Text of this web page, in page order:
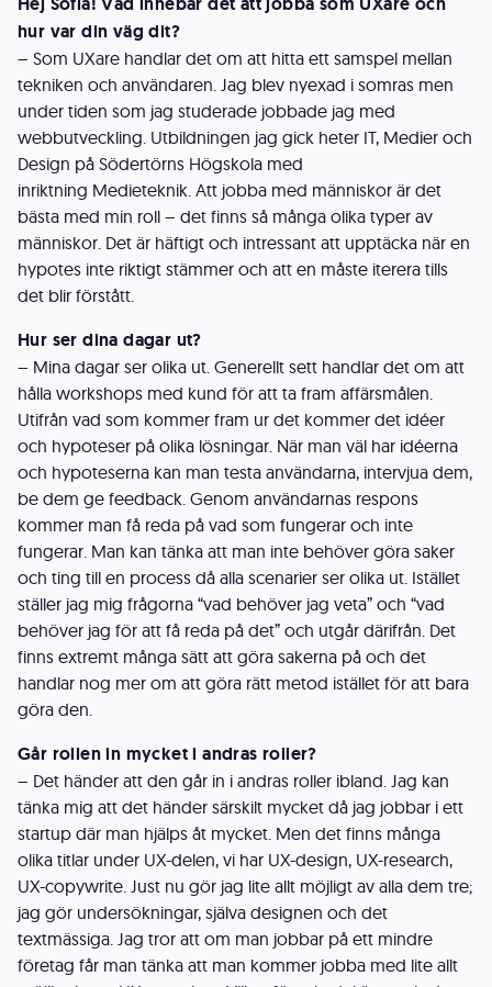
hur var din väg dit?
– Som UXare handlar det om att hitta ett samspel mellan
tekniken och användaren. Jag blev nyexad i somras men
under tiden som jag studerade jobbade jag med
webbutveckling. Utbildningen jag gick heter IT, Medier och
Design på Södertörns Högskola med
inriktning Medieteknik. Att jobba med människor är det
bästa med min roll – det finns så många olika typer av
människor. Det är häftigt och intressant att upptäcka när en
hypotes inte riktigt stämmer och att en måste iterera tills
det blir förstått.
Hur ser dina dagar ut?
– Mina dagar ser olika ut. Generellt sett handlar det om att
hålla workshops med kund för att ta fram affärsmålen.
Utifrån vad som kommer fram ur det kommer det idéer
och hypoteser på olika lösningar. När man väl har idéerna
och hypoteserna kan man testa användarna, intervjua dem,
be dem ge feedback. Genom användarnas respons
kommer man få reda på vad som fungerar och inte
fungerar. Man kan tänka att man inte behöver göra saker
och ting till en process då alla scenarier ser olika ut. Istället
ställer jag mig frågorna “vad behöver jag veta” och “vad
behöver jag för att få reda på det” och utgår därifrån. Det
finns extremt många sätt att göra sakerna på och det
handlar nog mer om att göra rätt metod istället för att bara
göra den.
Går rollen in mycket i andras roller?
– Det händer att den går in i andras roller ibland. Jag kan
tänka mig att det händer särskilt mycket då jag jobbar i ett
startup där man hjälps åt mycket. Men det finns många
olika titlar under UX-delen, vi har UX-design, UX-research,
UX-copywrite. Just nu gör jag lite allt möjligt av alla dem tre;
jag gör undersökningar, själva designen och det
textmässiga. Jag tror att om man jobbar på ett mindre
företag får man tänka att man kommer jobba med lite allt